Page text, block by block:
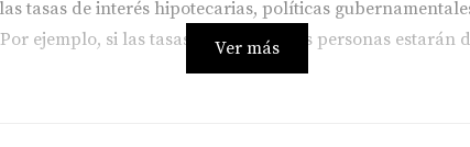
tasas de interés hipotecarias, políticas
ejemplo, si las tasas son bajas, más personas
Ver más